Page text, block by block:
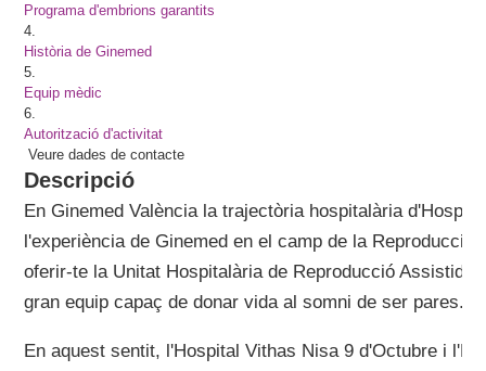
Programa d'embrions garantits
4.
Història de Ginemed
5.
Equip mèdic
6.
Autorització d'activitat
Veure dades de contacte
Descripció
En Ginemed València la trajectòria hospitalària
l'experiència de Ginemed en el camp de la Reproducció
oferir-te la Unitat Hospitalària de Reproducció Assistida
gran equip capaç de donar vida al somni de ser pares.
En aquest sentit, l'Hospital Vithas Nisa 9 d'Octubre i